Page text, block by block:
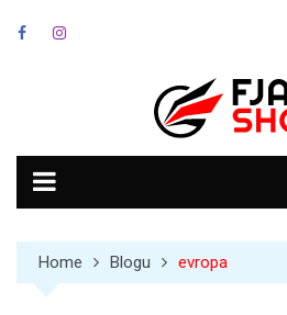
Home Blogu evropa